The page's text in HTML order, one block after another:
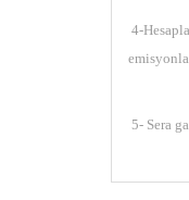
4-
5- Sera